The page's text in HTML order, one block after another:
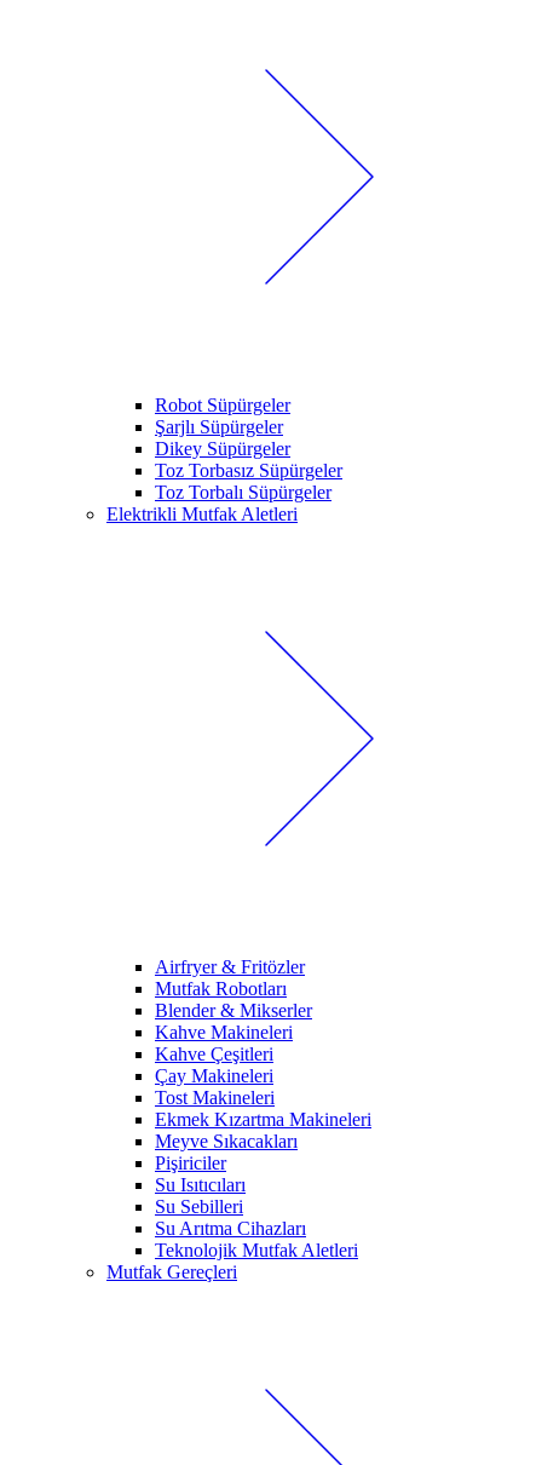
Robot Süpürgeler
Şarjlı Süpürgeler
Dikey Süpürgeler
Toz Torbasız Süpürgeler
Toz Torbalı Süpürgeler
Elektrikli Mutfak Aletleri
Airfryer & Fritözler
Mutfak Robotları
Blender & Mikserler
Kahve Makineleri
Kahve Çeşitleri
Çay Makineleri
Tost Makineleri
Ekmek Kızartma Makineleri
Meyve Sıkacakları
Pişiriciler
Su Isıtıcıları
Su Sebilleri
Su Arıtma Cihazları
Teknolojik Mutfak Aletleri
Mutfak Gereçleri